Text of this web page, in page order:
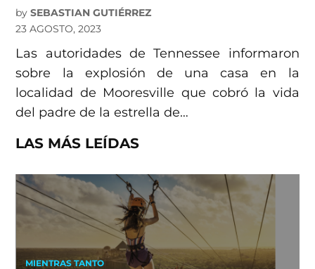
by SEBASTIAN GUTIÉRREZ
23 AGOSTO, 2023
Las autoridades de Tennessee informaron
sobre la explosión de una casa en la
localidad de Mooresville que cobró la vida
del padre de la estrella de…
LAS MÁS LEÍDAS
MIENTRAS TANTO